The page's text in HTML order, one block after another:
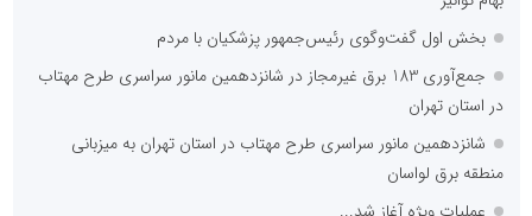
بخش اول گفت‌وگوی رئیس‌جمهور پزشکیان با مردم
جمع‌آوری 183 برق غیرمجاز در شانزدهمین مانور سراسری طرح مهتاب
در استان تهران
شانزدهمین مانور سراسری طرح مهتاب در استان تهران به میزبانی
منطقه برق لواسان